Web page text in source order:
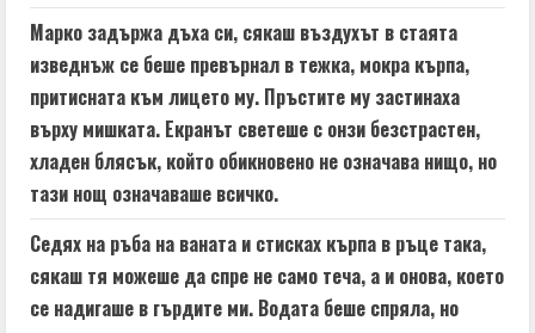
Марко задържа дъха си, сякаш въздухът в стаята
изведнъж се беше превърнал в тежка, мокра кърпа,
притисната към лицето му. Пръстите му застинаха
върху мишката. Екранът светеше с онзи безстрастен,
хладен блясък, който обикновено не означава нищо, но
тази нощ означаваше всичко.
Седях на ръба на ваната и стисках кърпа в ръце така,
сякаш тя можеше да спре не само теча, а и онова, което
се надигаше в гърдите ми. Водата беше спряла, но